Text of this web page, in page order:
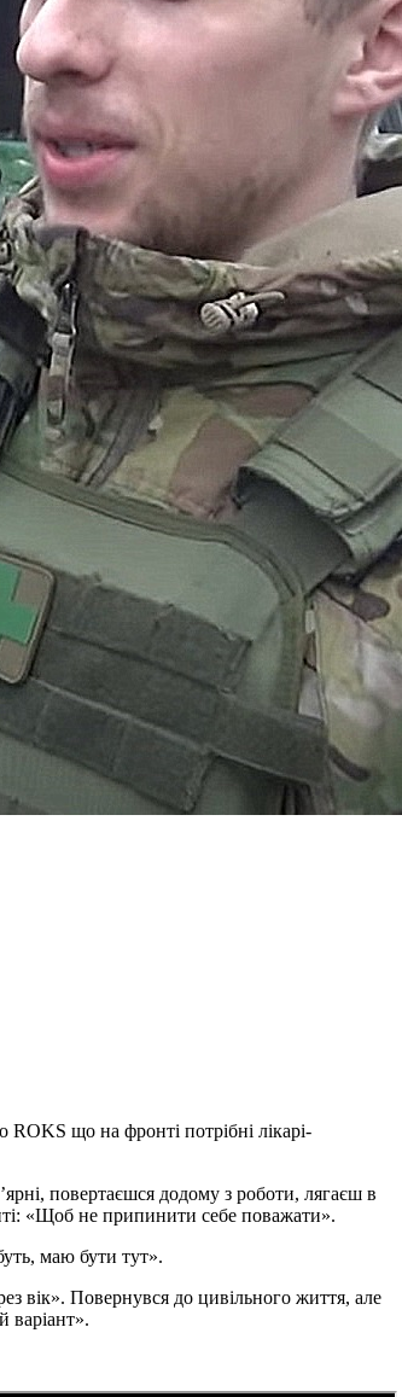
що на фронті потрібні лікарі-
повертаєшся додому з роботи, лягаєш в
«Щоб не припинити себе поважати».
маю бути тут».
вік». Повернувся до цивільного життя, але
варіант».